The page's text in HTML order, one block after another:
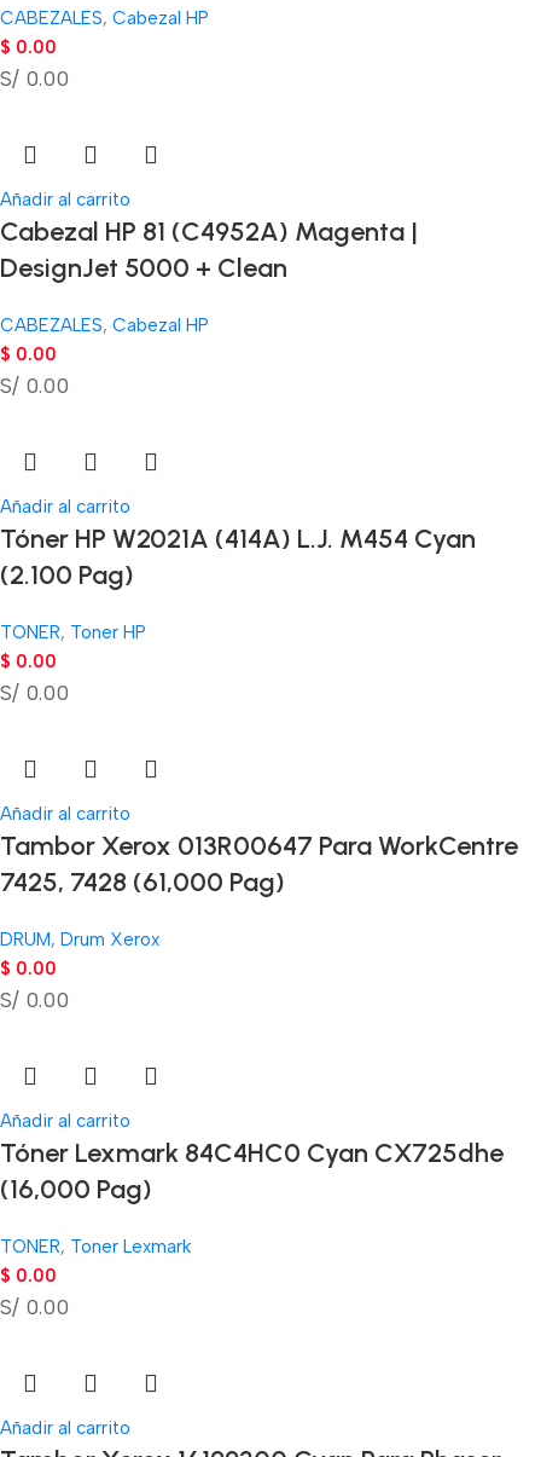
CABEZALES, Cabezal HP
$ 0.00
S/ 0.00
Añadir al carrito
Cabezal HP 81 (C4952A) Magenta |
DesignJet 5000 + Clean
CABEZALES, Cabezal HP
$ 0.00
S/ 0.00
Añadir al carrito
Tóner HP W2021A (414A) L.J. M454 Cyan
(2.100 Pag)
TONER, Toner HP
$ 0.00
S/ 0.00
Añadir al carrito
Tambor Xerox 013R00647 Para WorkCentre
7425, 7428 (61,000 Pag)
DRUM, Drum Xerox
$ 0.00
S/ 0.00
Añadir al carrito
Tóner Lexmark 84C4HC0 Cyan CX725dhe
(16,000 Pag)
TONER, Toner Lexmark
$ 0.00
S/ 0.00
Añadir al carrito